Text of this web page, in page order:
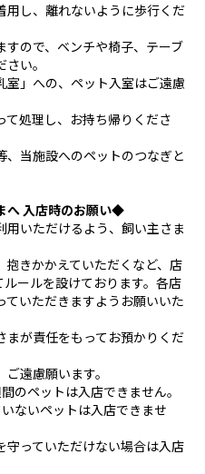
し、離れないように歩行くだ
ので、ベンチや椅子、テーブ
い。
」への、ペット入室はご遠慮
処理し、お持ち帰りくださ
当施設へのペットのつなぎと
へ 入店時のお願い◆
いただけるよう、飼い主さま
抱きかかえていただくなど、店
ールを設けております。各店
いただきますようお願いいた
まが責任をもってお預かりくだ
遠慮願います。
のペットは入店できません。
ないペットは入店できませ
守っていただけない場合は入店